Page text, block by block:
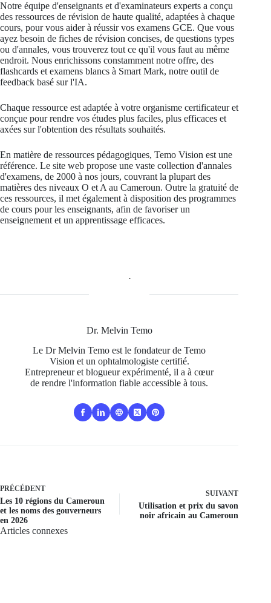
Notre équipe d'enseignants et d'examinateurs experts a conçu
des ressources de révision de haute qualité, adaptées à chaque
cours, pour vous aider à réussir vos examens GCE. Que vous
ayez besoin de fiches de révision concises, de questions types
ou d'annales, vous trouverez tout ce qu'il vous faut au même
endroit. Nous enrichissons constamment notre offre, des
flashcards et examens blancs à Smart Mark, notre outil de
feedback basé sur l'IA.
Chaque ressource est adaptée à votre organisme certificateur et
conçue pour rendre vos études plus faciles, plus efficaces et
axées sur l'obtention des résultats souhaités.
En matière de ressources pédagogiques, Temo Vision est une
référence. Le site web propose une vaste collection d'annales
d'examens, de 2000 à nos jours, couvrant la plupart des
matières des niveaux O et A au Cameroun. Outre la gratuité de
ces ressources, il met également à disposition des programmes
de cours pour les enseignants, afin de favoriser un
enseignement et un apprentissage efficaces.
Dr. Melvin Temo
Le Dr Melvin Temo est le fondateur de Temo
Vision et un ophtalmologiste certifié.
Entrepreneur et blogueur expérimenté, il a à cœur
de rendre l'information fiable accessible à tous.
PRÉCÉDENT
Les 10 régions du Cameroun
et les noms des gouverneurs
en 2026
SUIVANT
Utilisation et prix du savon
noir africain au Cameroun
Articles connexes